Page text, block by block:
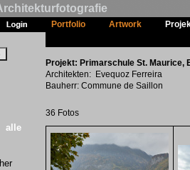
alle
Portfolio Artwork
Projekt: Primarschule St. Maurice,
Architekten: Evequoz Ferreira
Bauherr: Commune de Saillon
36 Fotos